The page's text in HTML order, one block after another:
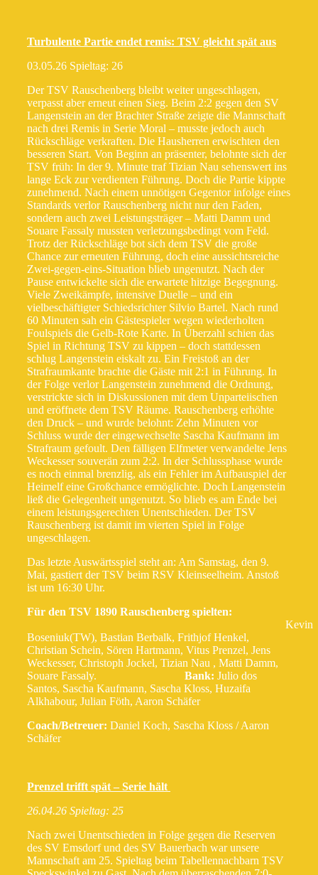
Turbulente Partie endet remis: TSV gleicht spät aus
03.05.26 Spieltag: 26
Der TSV Rauschenberg bleibt weiter ungeschlagen,
verpasst aber erneut einen Sieg. Beim 2:2 gegen den SV
Langenstein an der Brachter Straße zeigte die Mannschaft
nach drei Remis in Serie Moral – musste jedoch auch
Rückschläge verkraften. Die Hausherren erwischten den
besseren Start. Von Beginn an präsenter, belohnte sich der
TSV früh: In der 9. Minute traf Tizian Nau sehenswert ins
lange Eck zur verdienten Führung. Doch die Partie kippte
zunehmend. Nach einem unnötigen Gegentor infolge eines
Standards verlor Rauschenberg nicht nur den Faden,
sondern auch zwei Leistungsträger – Matti Damm und
Souare Fassaly mussten verletzungsbedingt vom Feld.
Trotz der Rückschläge bot sich dem TSV die große
Chance zur erneuten Führung, doch eine aussichtsreiche
Zwei-gegen-eins-Situation blieb ungenutzt. Nach der
Pause entwickelte sich die erwartete hitzige Begegnung.
Viele Zweikämpfe, intensive Duelle – und ein
vielbeschäftigter Schiedsrichter Silvio Bartel. Nach rund
60 Minuten sah ein Gästespieler wegen wiederholten
Foulspiels die Gelb-Rote Karte. In Überzahl schien das
Spiel in Richtung TSV zu kippen – doch stattdessen
schlug Langenstein eiskalt zu. Ein Freistoß an der
Strafraumkante brachte die Gäste mit 2:1 in Führung. In
der Folge verlor Langenstein zunehmend die Ordnung,
verstrickte sich in Diskussionen mit dem Unparteiischen
und eröffnete dem TSV Räume. Rauschenberg erhöhte
den Druck – und wurde belohnt: Zehn Minuten vor
Schluss wurde der eingewechselte Sascha Kaufmann im
Strafraum gefoult. Den fälligen Elfmeter verwandelte Jens
Weckesser souverän zum 2:2. In der Schlussphase wurde
es noch einmal brenzlig, als ein Fehler im Aufbauspiel der
Heimelf eine Großchance ermöglichte. Doch Langenstein
ließ die Gelegenheit ungenutzt. So blieb es am Ende bei
einem leistungsgerechten Unentschieden. Der TSV
Rauschenberg ist damit im vierten Spiel in Folge
ungeschlagen.
Das letzte Auswärtsspiel steht an: Am Samstag, den 9.
Mai, gastiert der TSV beim RSV Kleinseelheim. Anstoß
ist um 16:30 Uhr.
Für den TSV 1890 Rauschenberg spielten:
Kevin
Boseniuk(TW), Bastian Berbalk, Frithjof Henkel,
Christian Schein, Sören Hartmann, Vitus Prenzel, Jens
Weckesser, Christoph Jockel, Tizian Nau , Matti Damm,
Souare Fassaly. Bank: Julio dos
Santos, Sascha Kaufmann, Sascha Kloss, Huzaifa
Alkhabour, Julian Föth, Aaron Schäfer
Coach/Betreuer: Daniel Koch, Sascha Kloss / Aaron
Schäfer
Prenzel trifft spät – Serie hält
26.04.26 Spieltag: 25
Nach zwei Unentschieden in Folge gegen die Reserven
des SV Emsdorf und des SV Bauerbach war unsere
Mannschaft am 25. Spieltag beim Tabellennachbarn TSV